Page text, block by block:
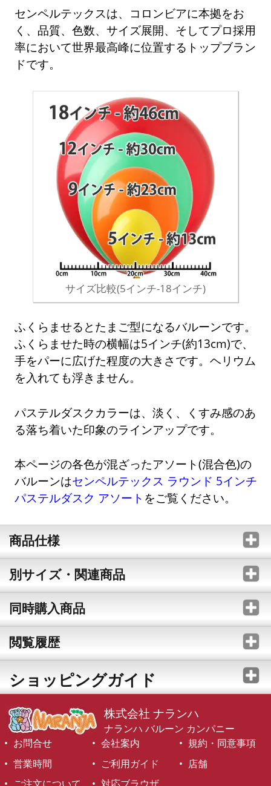
センペルテックスは、コロンビアに本拠をお
く、品質、色数、サイズ展開、そしてプロ採用
率において世界最高峰に位置するトップブラン
ドです。
サイズ比較(5インチ-18インチ)
ふくらませるとたまご型になるバルーンです。
ふくらませた時の横幅は5インチ(約13cm)で、
手をパーに広げた程度の大きさです。ヘリウム
を入れても浮きません。
パステルダスクカラーは、淡く、くすみ感のあ
る落ち着いた印象のラインアップです。
本ページの各色が混ざったアソート(混合色)の
バルーンはセンペルテックス ラウンド 5インチ
パステルダスク アソート をご覧ください。
商品仕様
別サイズ・関連商品
同時購入商品
閲覧履歴
ショッピングガイド
株式会社 ナランハ
ナランハ バルーン カンパニー
お問合せ
会社案内
規約・同意事項
営業時間
ご利用ガイド
店舗